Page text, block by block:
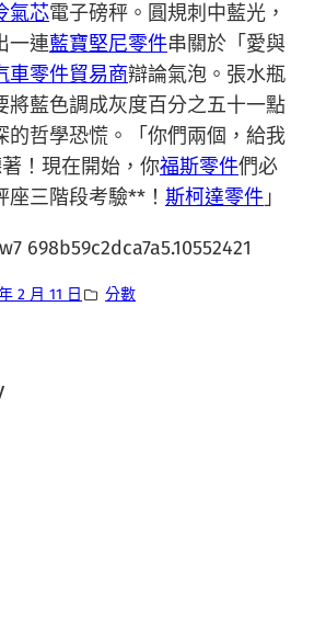
氣芯電子磅秤。圓規刺中藍光，
一連藍寶堅尼零件串關於「愛與
車零件貿易商辯論氣泡。張水瓶
將藍色調成灰度百分之五十一點
的哲學恐慌。「你們兩個，給我
！現在開始，你福斯零件們必
座三階段考驗**！ 斯柯達零件 」
698b59c2dca7a5.10552421
2 月 11 日 分數